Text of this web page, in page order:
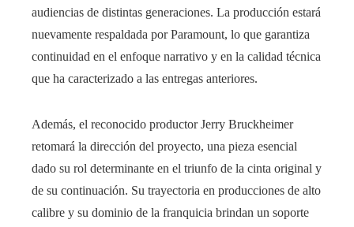
audiencias de distintas generaciones. La producción estará
nuevamente respaldada por Paramount, lo que garantiza
continuidad en el enfoque narrativo y en la calidad técnica
que ha caracterizado a las entregas anteriores.
Además, el reconocido productor Jerry Bruckheimer
retomará la dirección del proyecto, una pieza esencial
dado su rol determinante en el triunfo de la cinta original y
de su continuación. Su trayectoria en producciones de alto
calibre y su dominio de la franquicia brindan un soporte